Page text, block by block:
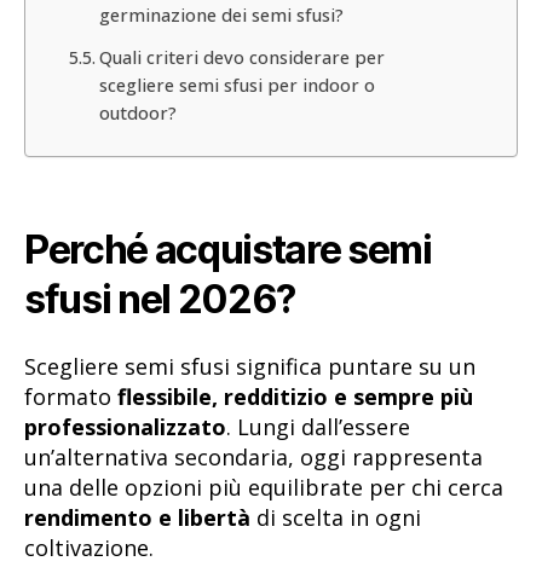
germinazione dei semi sfusi?
Quali criteri devo considerare per
scegliere semi sfusi per indoor o
outdoor?
Perché acquistare semi
sfusi nel 2026?
Scegliere semi sfusi significa puntare su un
formato flessibile, redditizio e sempre più
professionalizzato. Lungi dall’essere
un’alternativa secondaria, oggi rappresenta
una delle opzioni più equilibrate per chi cerca
rendimento e libertà di scelta in ogni
coltivazione.